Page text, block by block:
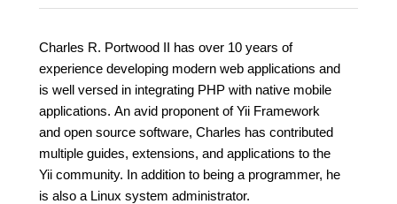
Charles R. Portwood II has over 10 years of
experience developing modern web applications and
is well versed in integrating PHP with native mobile
applications. An avid proponent of Yii Framework
and open source software, Charles has contributed
multiple guides, extensions, and applications to the
Yii community. In addition to being a programmer, he
is also a Linux system administrator.